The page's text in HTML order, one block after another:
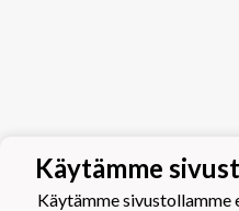
Käytämme
Käytämme